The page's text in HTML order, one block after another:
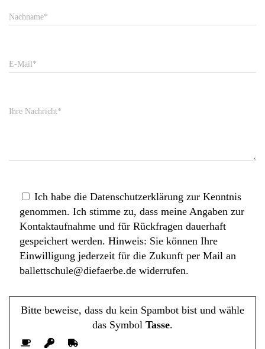
Ich habe die Datenschutzerklärung zur Kenntnis
genommen. Ich stimme zu, dass meine Angaben zur
Kontaktaufnahme und für Rückfragen dauerhaft
gespeichert werden. Hinweis: Sie können Ihre
Einwilligung jederzeit für die Zukunft per Mail an
ballettschule@diefaerbe.de widerrufen.
Bitte beweise, dass du kein Spambot bist und wähle
das Symbol Tasse.